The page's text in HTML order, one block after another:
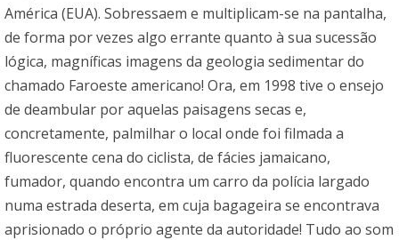
América (EUA). Sobressaem e multiplicam-se na pantalha,
de forma por vezes algo errante quanto à sua sucessão
lógica, magníficas imagens da geologia sedimentar do
chamado Faroeste americano! Ora, em 1998 tive o ensejo
de deambular por aquelas paisagens secas e,
concretamente, palmilhar o local onde foi filmada a
fluorescente cena do ciclista, de fácies jamaicano,
fumador, quando encontra um carro da polícia largado
numa estrada deserta, em cuja bagageira se encontrava
aprisionado o próprio agente da autoridade! Tudo ao som